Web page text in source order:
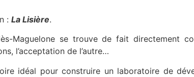
: La Lisière.
Maguelone se trouve de fait directement
l’acceptation de l’autre…
idéal pour construire un laboratoire de